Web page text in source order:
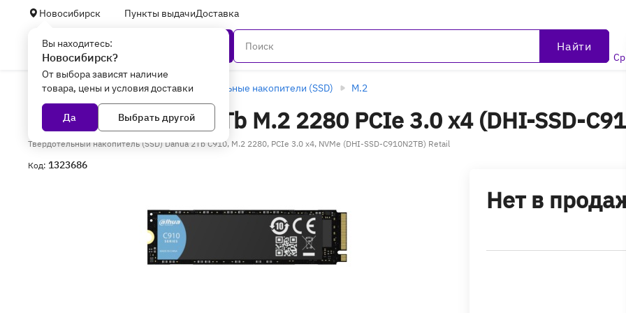
Новосибирск Пункты выдачиДоставка
Вы находитесь:
Новосибирск?
От выбора зависят наличие
товара, цены и условия доставки
Да Выбрать другой
Найти
Главная Комплектующие Твердотельные накопители (SSD) M.2
SSD Dahua C910 2Tb M.2 2280 PCIe 3.0 x4 (DHI-SSD-
Твердотельный накопитель (SSD) Dahua 2Tb C910, M.2 2280, PCIe 3.0 x4, NVMe (DHI-SSD-C910N2TB) Retail
Код: 1323686
Нет в